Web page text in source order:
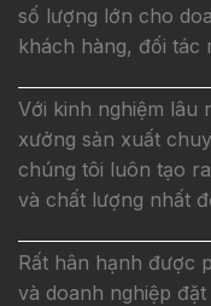
số lượng lớn cho
khách hàng, đối tác
Với kinh nghiệm lâu
xưởng sản xuất
chúng tôi luôn tạo
và chất lượng nhất
Rất hân hạnh được
và doanh nghiệp